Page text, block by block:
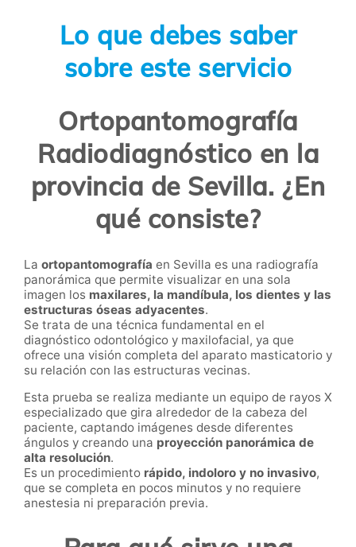
Lo que debes saber
sobre este servicio
Ortopantomografía
Radiodiagnóstico en la
provincia de Sevilla. ¿En
qué consiste?
La ortopantomografía en Sevilla es una radiografía
panorámica que permite visualizar en una sola
imagen los maxilares, la mandíbula, los dientes y las
estructuras óseas adyacentes.
Se trata de una técnica fundamental en el
diagnóstico odontológico y maxilofacial, ya que
ofrece una visión completa del aparato masticatorio y
su relación con las estructuras vecinas.
Esta prueba se realiza mediante un equipo de rayos X
especializado que gira alrededor de la cabeza del
paciente, captando imágenes desde diferentes
ángulos y creando una proyección panorámica de
alta resolución.
Es un procedimiento rápido, indoloro y no invasivo,
que se completa en pocos minutos y no requiere
anestesia ni preparación previa.